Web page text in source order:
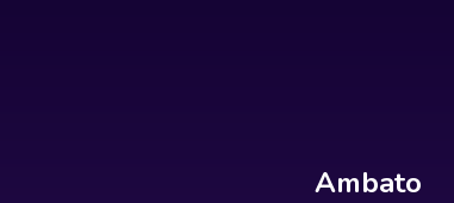
Ambato